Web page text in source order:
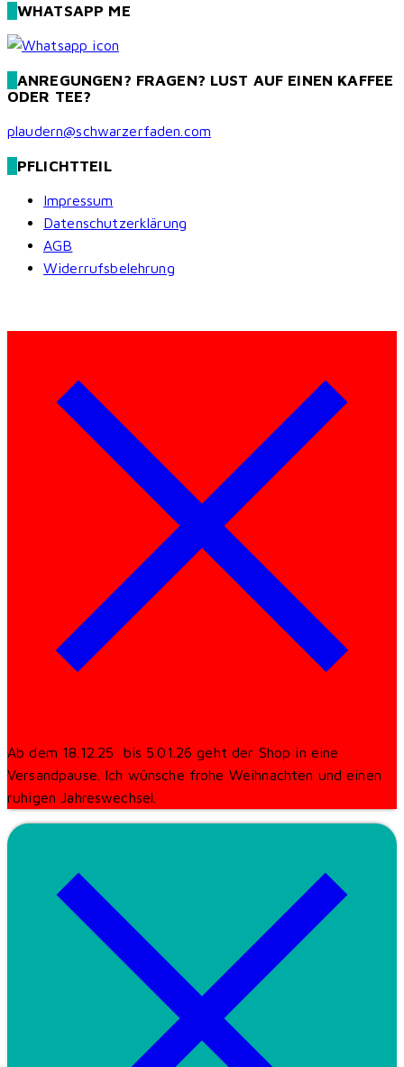
WHATSAPP ME
ANREGUNGEN? FRAGEN? LUST AUF EINEN KAFFEE
ODER TEE?
plaudern@schwarzerfaden.com
PFLICHTTEIL
Impressum
Datenschutzerklärung
AGB
Widerrufsbelehrung
Ab dem 18.12.25 bis 5.01.26 geht der Shop in eine
Versandpause. Ich wünsche frohe Weihnachten und einen
ruhigen Jahreswechsel.